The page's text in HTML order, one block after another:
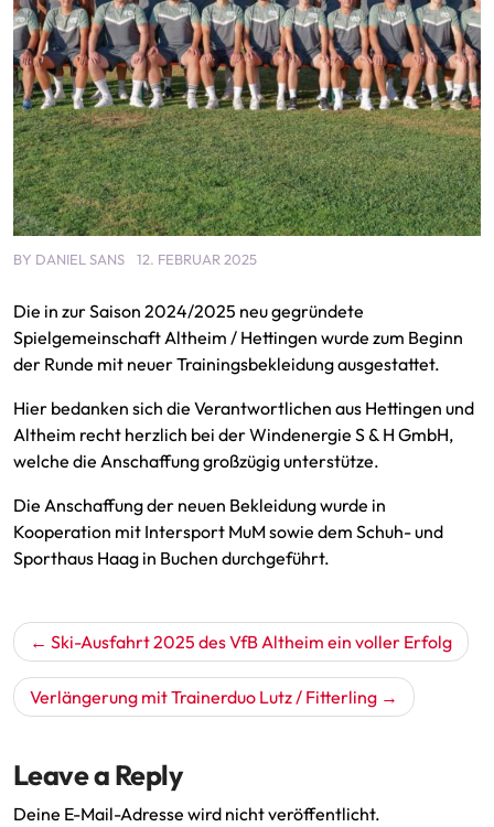
BY DANIEL SANS 12. FEBRUAR 2025
Die in zur Saison 2024/2025 neu gegründete
Spielgemeinschaft Altheim / Hettingen wurde zum Beginn
der Runde mit neuer Trainingsbekleidung ausgestattet.
Hier bedanken sich die Verantwortlichen aus Hettingen und
Altheim recht herzlich bei der Windenergie S & H GmbH,
welche die Anschaffung großzügig unterstütze.
Die Anschaffung der neuen Bekleidung wurde in
Kooperation mit Intersport MuM sowie dem Schuh- und
Sporthaus Haag in Buchen durchgeführt.
Beitragsnavigation
Ski-Ausfahrt 2025 des VfB Altheim ein voller Erfolg
Verlängerung mit Trainerduo Lutz / Fitterling
Leave a Reply
Deine E-Mail-Adresse wird nicht veröffentlicht.